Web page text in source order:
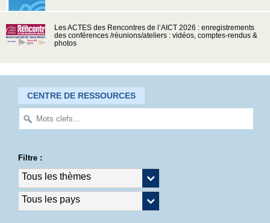
Les ACTES des Rencontres de l’AICT 2026 : enregistrements
des conférences /réunions/ateliers : vidéos, comptes-rendus &
photos
CENTRE DE RESSOURCES
Filtre :